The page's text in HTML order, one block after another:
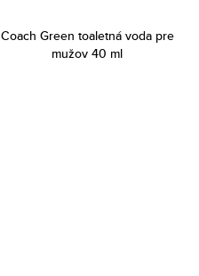
Coach Green toaletná voda pre
mužov 40 ml